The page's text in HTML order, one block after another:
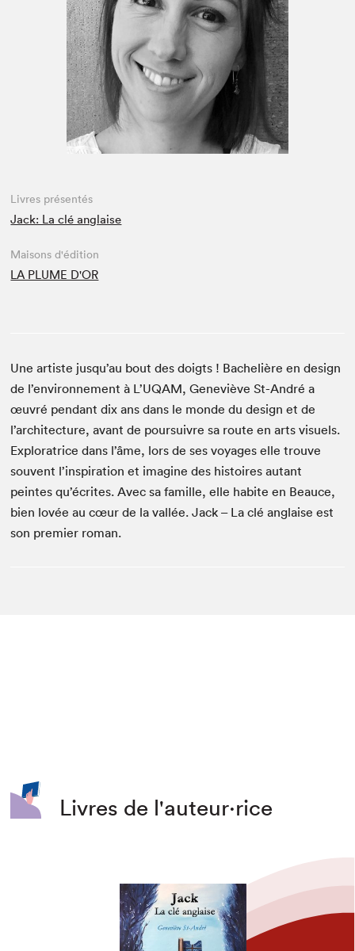
Espace enseignant·e·s
Espace pro
Livres présentés
Jack: La clé anglaise
Maisons d'édition
LA PLUME D'OR
Une artiste jusqu’au bout des doigts ! Bachelière en design
de l’environnement à L’UQAM, Geneviève St-André a
œuvré pendant dix ans dans le monde du design et de
l’architecture, avant de poursuivre sa route en arts visuels.
Exploratrice dans l’âme, lors de ses voyages elle trouve
souvent l’inspiration et imagine des histoires autant
peintes qu’écrites. Avec sa famille, elle habite en Beauce,
bien lovée au cœur de la vallée. Jack – La clé anglaise est
son premier roman.
Livres de l'auteur·rice